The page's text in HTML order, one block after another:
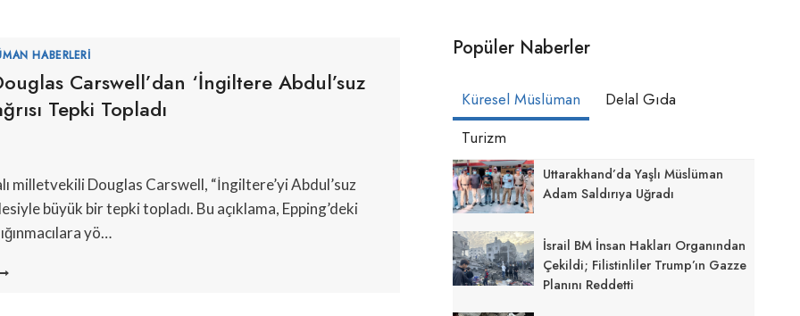
HABERLERI
Carswell’dan ‘İngiltere Abdul’suz
Tepki Topladı
milletvekili Douglas Carswell, “İngiltere’yi Abdul’suz
büyük bir tepki topladı. Bu açıklama, Epping’deki
yö…
Popüler Naberler
Küresel Müslüman
Delal Gıda
Turizm
Uttarakhand’da Yaşlı Müslüman
Adam Saldırıya Uğradı
İsrail BM İnsan Hakları Organından
Çekildi; Filistinliler Trump’ın Gazze
Planını Reddetti